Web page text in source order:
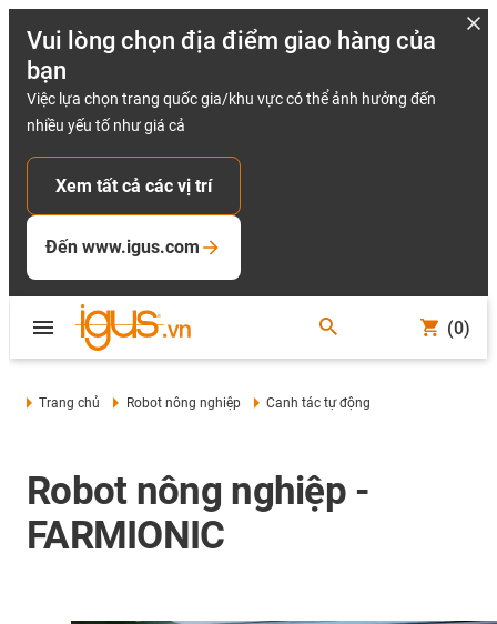
Vui lòng chọn địa điểm giao hàng của
bạn
Việc lựa chọn trang quốc gia/khu vực có thể ảnh hưởng đến
nhiều yếu tố như giá cả
Xem tất cả các vị trí
Đến www.igus.com
(0)
Trang chủ Robot nông nghiệp Canh tác tự động
Robot nông nghiệp -
FARMIONIC